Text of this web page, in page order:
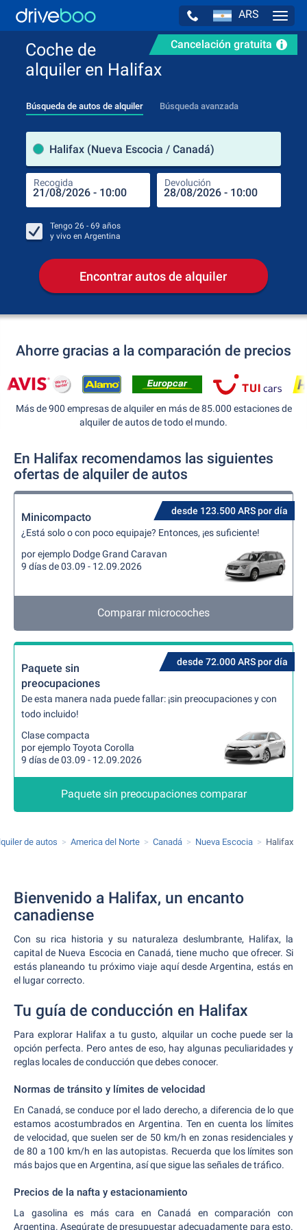
ARS
Cancelación gratuita
Coche de
alquiler en Halifax
Búsqueda de autos de alquiler Búsqueda avanzada
Halifax (Nueva Escocia / Canadá)
Recogida Devolución
Tengo 26 - 69 años
y vivo en Argentina
Encontrar autos de alquiler
Ahorre gracias a la comparación de precios
Más de 900 empresas de alquiler en más de 85.000 estaciones de
alquiler de autos de todo el mundo.
En Halifax recomendamos las siguientes
ofertas de alquiler de autos
desde 123.500 ARS por día
Minicompacto
¿Está solo o con poco equipaje? Entonces, ¡es suficiente!
por ejemplo Dodge Grand Caravan
9 días de 03.09 - 12.09.2026
Comparar microcoches
desde 72.000 ARS por día
Paquete sin
preocupaciones
De esta manera nada puede fallar: ¡sin preocupaciones y con
todo incluido!
Clase compacta
por ejemplo Toyota Corolla
9 días de 03.09 - 12.09.2026
Paquete sin preocupaciones comparar
de autos America del Norte Canadá Nueva Escocia Halifax
Bienvenido a Halifax, un encanto
canadiense
Con su rica historia y su naturaleza deslumbrante, Halifax, la
capital de Nueva Escocia en Canadá, tiene mucho que ofrecer. Si
estás planeando tu próximo viaje aquí desde Argentina, estás en
el lugar correcto.
Tu guía de conducción en Halifax
Para explorar Halifax a tu gusto, alquilar un coche puede ser la
opción perfecta. Pero antes de eso, hay algunas peculiaridades y
reglas locales de conducción que debes conocer.
Normas de tránsito y límites de velocidad
En Canadá, se conduce por el lado derecho, a diferencia de lo que
estamos acostumbrados en Argentina. Ten en cuenta los límites
de velocidad, que suelen ser de 50 km/h en zonas residenciales y
de 80 a 100 km/h en las autopistas. Recuerda que los límites son
más bajos que en Argentina, así que sigue las señales de tráfico.
Precios de la nafta y estacionamiento
La gasolina es más cara en Canadá en comparación con
Argentina. Asegúrate de presupuestar adecuadamente para esto.